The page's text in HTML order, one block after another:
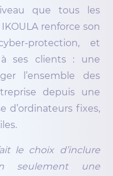
que tous les
renforce son
protection, et
à ses clients : une
l’ensemble des
depuis une
d’ordinateurs fixes,
le choix d’inclure
seulement une